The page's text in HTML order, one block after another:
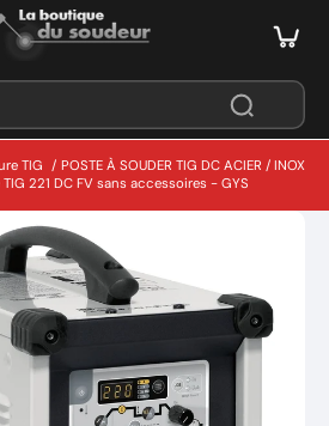
TIG / POSTE À SOUDER TIG DC ACIER / INOX
221 DC FV sans accessoires - GYS